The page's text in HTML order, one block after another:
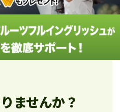
ませんか？